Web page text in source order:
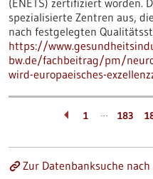
(ENETS) zertifiziert worden.
spezialisierte Zentren aus,
nach festgelegten
https://
bw.de/fachbeitrag/pm/
wird-europaeisches-
1 … 183
Zur Datenbanksuche